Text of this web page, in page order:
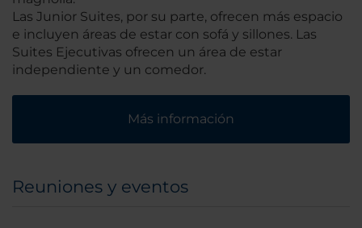
Las Junior Suites, por su parte, ofrecen más espacio
e incluyen áreas de estar con sofá y sillones. Las
Suites Ejecutivas ofrecen un área de estar
independiente y un comedor.
Más información
Reuniones y eventos